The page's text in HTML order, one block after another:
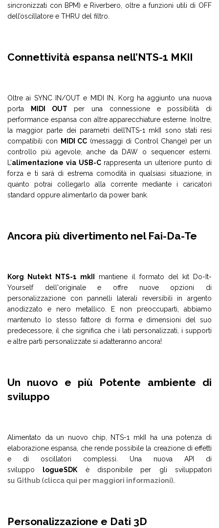
sincronizzati con BPM) e Riverbero, oltre a funzioni utili di OFF
dell’oscillatore e THRU del filtro.
Connettività espansa nell’NTS-1 MKII
Oltre ai SYNC IN/OUT e MIDI IN, Korg ha aggiunto una nuova
porta
MIDI OUT per una connessione e possibilità di
performance espansa con altre apparecchiature esterne. Inoltre,
la maggior parte dei parametri dell’NTS-1 mkII sono stati resi
compatibili con
MIDI CC (messaggi di Control Change) per un
controllo più agevole, anche da DAW o sequencer esterni.
L’alimentazione via USB-C rappresenta un ulteriore punto di
forza e ti sarà di estrema comodità in qualsiasi situazione, in
quanto potrai collegarlo alla corrente mediante i caricatori
standard oppure alimentarlo da power bank.
Ancora più divertimento nel Fai-Da-Te
Korg Nutekt NTS-1 mkII
mantiene il formato del kit Do-It-
Yourself dell'originale e offre nuove opzioni di
personalizzazione con pannelli laterali reversibili in argento
anodizzato e nero metallico. E non preoccuparti, abbiamo
mantenuto lo stesso fattore di forma e dimensioni del suo
predecessore, il che significa che i lati personalizzati, i supporti
e altre parti personalizzate si adatteranno ancora!
Un nuovo e più Potente ambiente di
sviluppo
Alimentato da un nuovo chip, NTS-1 mkII ha una potenza di
elaborazione espansa, che rende possibile la creazione di effetti
e di oscillatori complessi. Una nuova API di
sviluppo logueSDKè disponibile per gli sviluppatori
su Github (clicca qui per maggiori informazioni).
Personalizzazione e Dati 3D